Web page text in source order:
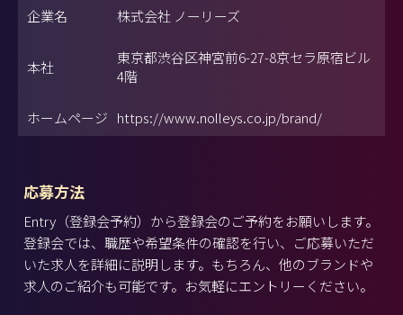
企業名 株式会社 ノーリーズ
本社
東京都渋谷区神宮前6-27-8京セラ原宿ビル
4階
ホームページ https://www.nolleys.co.jp/brand/
応募方法
Entry（登録会予約）から登録会のご予約をお願いします。
登録会では、職歴や希望条件の確認を行い、ご応募いただ
いた求人を詳細に説明します。もちろん、他のブランドや
求人のご紹介も可能です。お気軽にエントリーください。